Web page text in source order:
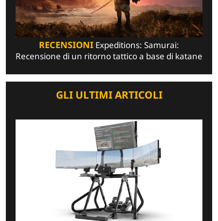
RECENSIONI Expeditions: Samurai:
Recensione di un ritorno tattico a base di katane
GLI ULTIMI ARTICOLI